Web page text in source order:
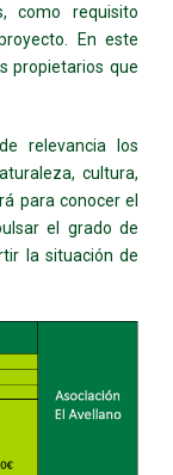
como requisito
En este
propietarios que
relevancia los
cultura,
para conocer el
el grado de
la situación de